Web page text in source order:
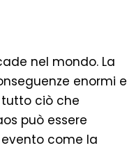
nel mondo. La
enormi e
ciò che
può essere
come la